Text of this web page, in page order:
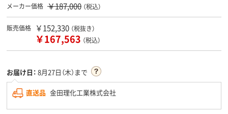
メーカー価格 ￥187,000 （税込）
販売価格 ￥152,330 （税抜き）
￥167,563 （税込）
お届け日： 8月27日（木）まで
直送品 金田理化工業株式会社